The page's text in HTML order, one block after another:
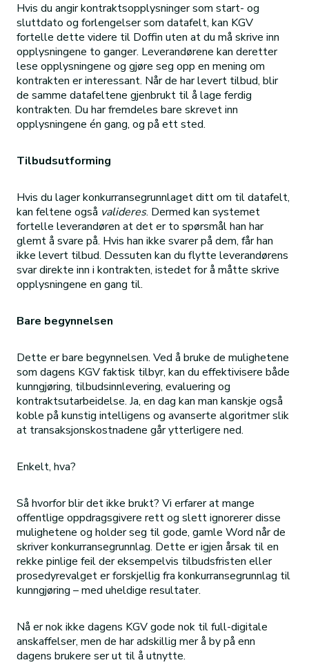
Hvis du angir kontraktsopplysninger som start- og
sluttdato og forlengelser som datafelt, kan KGV
fortelle dette videre til Doffin uten at du må skrive inn
opplysningene to ganger. Leverandørene kan deretter
lese opplysningene og gjøre seg opp en mening om
kontrakten er interessant. Når de har levert tilbud, blir
de samme datafeltene gjenbrukt til å lage ferdig
kontrakten. Du har fremdeles bare skrevet inn
opplysningene én gang, og på ett sted.
Tilbudsutforming
Hvis du lager konkurransegrunnlaget ditt om til datafelt,
kan feltene også valideres. Dermed kan systemet
fortelle leverandøren at det er to spørsmål han har
glemt å svare på. Hvis han ikke svarer på dem, får han
ikke levert tilbud. Dessuten kan du flytte leverandørens
svar direkte inn i kontrakten, istedet for å måtte skrive
opplysningene en gang til.
Bare begynnelsen
Dette er bare begynnelsen. Ved å bruke de mulighetene
som dagens KGV faktisk tilbyr, kan du effektivisere både
kunngjøring, tilbudsinnlevering, evaluering og
kontraktsutarbeidelse. Ja, en dag kan man kanskje også
koble på kunstig intelligens og avanserte algoritmer slik
at transaksjonskostnadene går ytterligere ned.
Enkelt, hva?
Så hvorfor blir det ikke brukt? Vi erfarer at mange
offentlige oppdragsgivere rett og slett ignorerer disse
mulighetene og holder seg til gode, gamle Word når de
skriver konkurransegrunnlag. Dette er igjen årsak til en
rekke pinlige feil der eksempelvis tilbudsfristen eller
prosedyrevalget er forskjellig fra konkurransegrunnlag til
kunngjøring – med uheldige resultater.
Nå er nok ikke dagens KGV gode nok til full-digitale
anskaffelser, men de har adskillig mer å by på enn
dagens brukere ser ut til å utnytte.